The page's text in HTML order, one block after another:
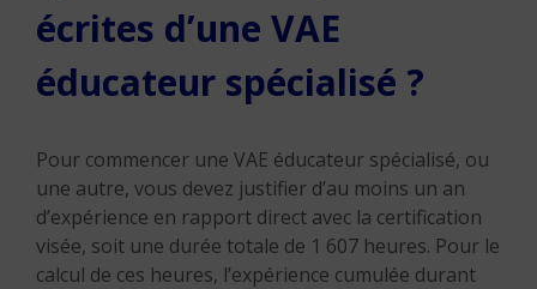
écrites d’une VAE
éducateur spécialisé ?
Pour commencer une VAE éducateur spécialisé, ou
une autre, vous devez justifier d’au moins un an
d’expérience en rapport direct avec la certification
visée, soit une durée totale de 1 607 heures. Pour le
calcul de ces heures, l’expérience cumulée durant